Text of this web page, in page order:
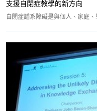
支援自閉症教學的新方向
自閉症譜系障礙是與個人、家庭